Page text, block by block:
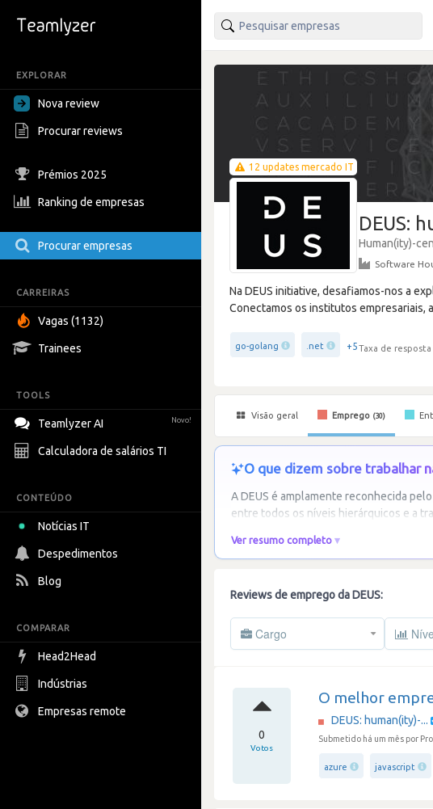
EXPLORAR
Nova review
Procurar reviews
Prémios 2025
Ranking de empresas
Procurar empresas
CARREIRAS
Vagas (1132)
Trainees
TOOLS
Teamlyzer AI Novo!
Calculadora de salários TI
CONTEÚDO
Notícias IT
Despedimentos
Blog
COMPARAR
Head2Head
Indústrias
Empresas remote
12 updates mercado IT
DEUS:
Human(ity)-
Software
Na DEUS initiative, desafiamos-nos a
Conectamos os institutos empresariais,
go-golang .net +5Taxa de
Visão geral Emprego (30)
O que dizem sobre trabalhar
A DEUS é amplamente reconhecida
entre todos os níveis hierárquicos e a
Ver resumo completo
Reviews de emprego da DEUS:
Cargo
0
Votos
O melhor
DEUS: human(ity)-...
Submetido há um mês por
azure javascript